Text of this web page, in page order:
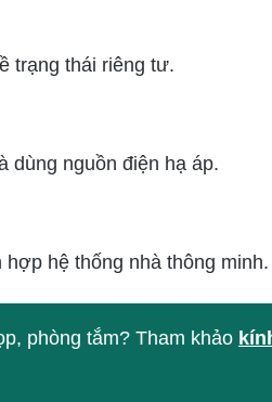
trạng thái riêng tư.
dùng nguồn điện hạ áp.
hệ thống nhà thông minh.
phòng tắm? Tham khảo